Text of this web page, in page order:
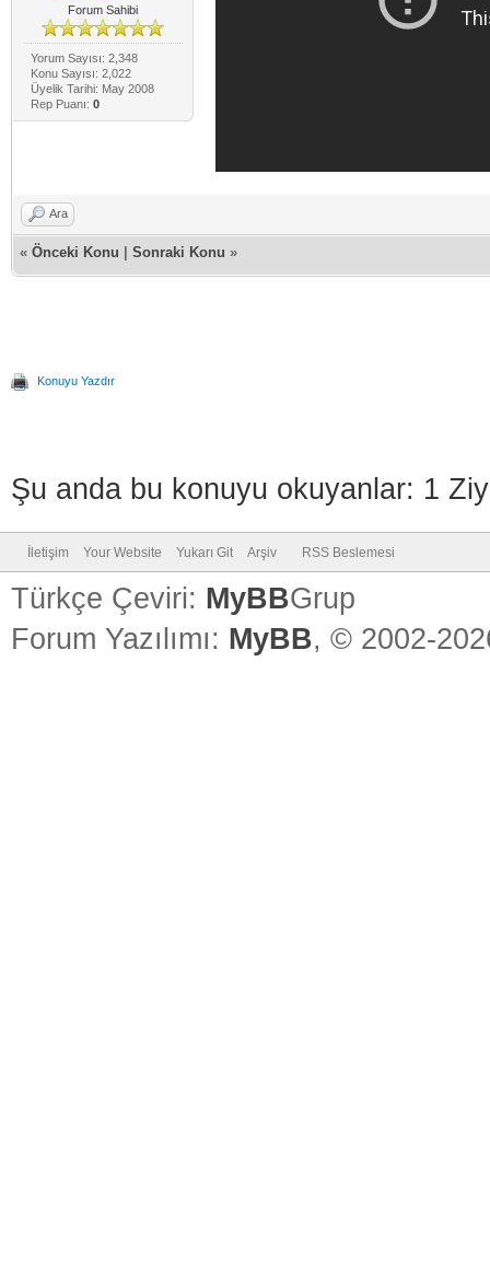
Forum Sahibi
Yorum Sayısı: 2,348
Konu Sayısı: 2,022
Üyelik Tarihi: May 2008
Rep Puanı: 0
Ara
« Önceki Konu Sonraki Konu »
Konuyu Yazdır
Şu anda bu konuyu okuyanlar: 1
İletişim Your Website Yukarı Git Arşiv RSS Beslemesi
Türkçe Çeviri: MyBBGrup
Forum Yazılımı: MyBB, © 2002-